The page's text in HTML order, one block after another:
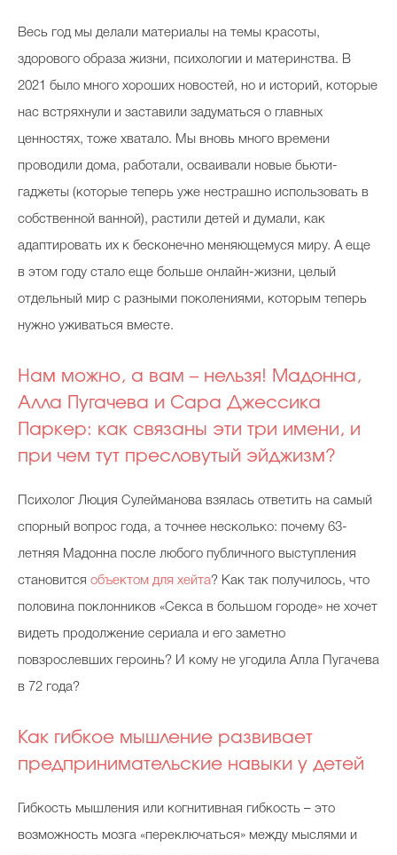
Папа может
Худеем правильно
Бьютихакер / Мама-хакер
Полиция красоты
Хит недели от визажиста
Celebrity дня
Интервью со звездой
Викторины
Весь год мы делали материалы на темы красоты,
здорового образа жизни, психологии и материнства. В
2021 было много хороших новостей, но и историй, которые
нас встряхнули и заставили задуматься о главных
ценностях, тоже хватало. Мы вновь много времени
проводили дома, работали, осваивали новые бьюти-
гаджеты (которые теперь уже нестрашно использовать в
собственной ванной), растили детей и думали, как
адаптировать их к бесконечно меняющемуся миру. А еще
в этом году стало еще больше онлайн-жизни, целый
отдельный мир с разными поколениями, которым теперь
нужно уживаться вместе.
Нам можно, а вам – нельзя! Мадонна,
Алла Пугачева и Сара Джессика
Паркер: как связаны эти три имени, и
при чем тут пресловутый эйджизм?
Психолог Люция Сулейманова взялась ответить на самый
спорный вопрос года, а точнее несколько: почему 63-
летняя Мадонна после любого публичного выступления
становится объектом для хейта? Как так получилось, что
половина поклонников «Секса в большом городе» не хочет
видеть продолжение сериала и его заметно
повзрослевших героинь? И кому не угодила Алла Пугачева
в 72 года?
Как гибкое мышление развивает
предпринимательские навыки у детей
Гибкость мышления или когнитивная гибкость – это
возможность мозга «переключаться» между мыслями и